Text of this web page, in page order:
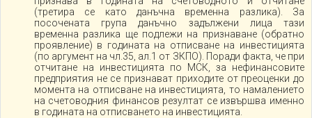
(третира се като данъчна временна разлика). За
посочената група данъчно задължени лица тази
временна разлика ще подлежи на признаване (обратно
проявление) в годината на отписване на инвестицията
(по аргумент на чл.35, ал.1 от ЗКПО). Поради факта, че при
отчитане на инвестицията по МСК, за нефинансовите
предприятия не се признават приходите от преоценки до
момента на отписване на инвестицията, то намалението
на счетоводния финансов резултат се извършва именно
в годината на отписването на инвестицията.